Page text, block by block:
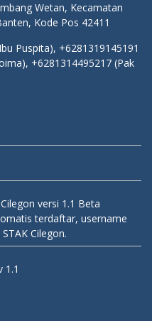
Wetan, Kecamatan
Kode Pos 42411
Puspita), +6281319145191
+6281314495217 (Pak
versi 1.1 Beta
terdaftar, username
Cilegon.
1.1